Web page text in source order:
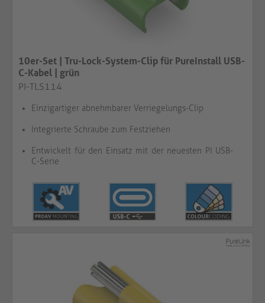
10er-Set | Tru-Lock-System-Clip für PureInstall USB-
C-Kabel | grün​​​​​​​
PI-TLS114
Einzigartiger abnehmbarer Verriegelungs-Clip
Integrierte Schraube zum Festziehen
Entwickelt für den Einsatz mit der neuesten PI USB-
C-Serie